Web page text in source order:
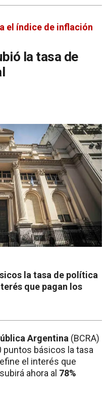
el índice de inflación
la tasa de
la tasa de política
que pagan los
Argentina (BCRA)
básicos la tasa
el interés que
ahora al 78%